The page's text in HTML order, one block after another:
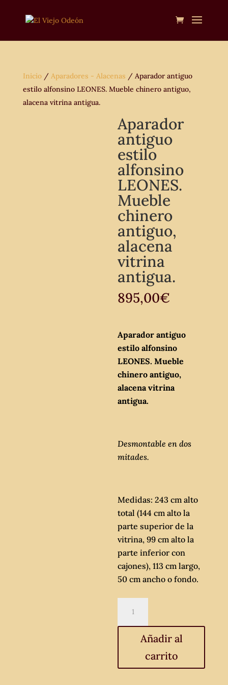
Inicio/ Aparadores - Alacenas / Aparador antiguo
estilo alfonsino LEONES. Mueble chinero antiguo,
alacena vitrina antigua.
Aparador
antiguo
estilo
alfonsino
LEONES.
Mueble
chinero
antiguo,
alacena
vitrina
antigua.
895,00€
Aparador antiguo
estilo alfonsino
LEONES. Mueble
chinero antiguo,
alacena vitrina
antigua.
Desmontable en dos
mitades.
Medidas: 243 cm alto
total (144 cm alto la
parte superior de la
vitrina, 99 cm alto la
parte inferior con
cajones), 113 cm largo,
50 cm ancho o fondo.
antiguo
estilo
alfonsino
LEONES.
Mueble
Añadir al
carrito